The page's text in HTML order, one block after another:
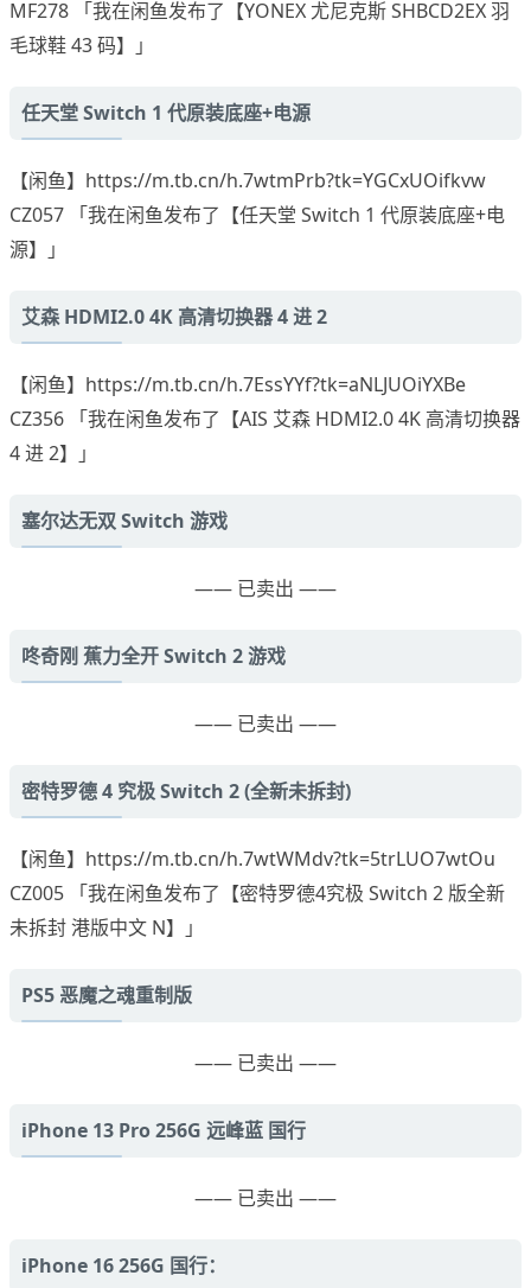
MF278 「我在闲鱼发布了【YONEX 尤尼克斯 SHBCD2EX 羽
毛球鞋 43 码】」
任天堂 Switch 1 代原装底座+电源
【闲鱼】https://m.tb.cn/h.7wtmPrb?tk=YGCxUOifkvw
CZ057 「我在闲鱼发布了【任天堂 Switch 1 代原装底座+电
源】」
艾森 HDMI2.0 4K 高清切换器 4 进 2
【闲鱼】https://m.tb.cn/h.7EssYYf?tk=aNLJUOiYXBe
CZ356 「我在闲鱼发布了【AIS 艾森 HDMI2.0 4K 高清切换器
4 进 2】」
塞尔达无双 Switch 游戏
—— 已卖出 ——
咚奇刚 蕉力全开 Switch 2 游戏
—— 已卖出 ——
密特罗德 4 究极 Switch 2 (全新未拆封)
【闲鱼】https://m.tb.cn/h.7wtWMdv?tk=5trLUO7wtOu
CZ005 「我在闲鱼发布了【密特罗德4究极 Switch 2 版全新
未拆封 港版中文 N】」
PS5 恶魔之魂重制版
—— 已卖出 ——
iPhone 13 Pro 256G 远峰蓝 国行
—— 已卖出 ——
iPhone 16 256G 国行：